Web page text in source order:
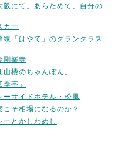
にて。あらためて、自分の
カー
「はやて」のグランクラス
剛峯寺
楼のちゃんぽん。
亭」
サイドホテル・松風
こそ相場になるのか？
とかしわめし